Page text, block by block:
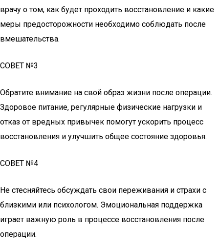
врачу о том, как будет проходить восстановление и какие
меры предосторожности необходимо соблюдать после
вмешательства.
СОВЕТ №3
Обратите внимание на свой образ жизни после операции.
Здоровое питание, регулярные физические нагрузки и
отказ от вредных привычек помогут ускорить процесс
восстановления и улучшить общее состояние здоровья.
СОВЕТ №4
Не стесняйтесь обсуждать свои переживания и страхи с
близкими или психологом. Эмоциональная поддержка
играет важную роль в процессе восстановления после
операции.